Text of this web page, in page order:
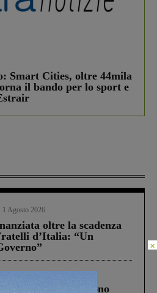
Smart Cities, oltre 44mila
il bando per lo sport e
1 Agosto 2026
oltre la scadenza
d’Italia: “Un
in A1 in cui morirono
×